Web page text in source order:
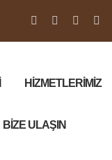
HİZMETLERİMİZ
BİZE ULAŞIN